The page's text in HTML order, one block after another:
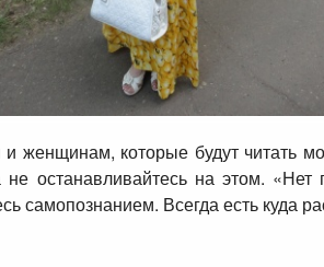
и женщинам, которые будут
останавливайтесь на этом. «Нет
самопознанием. Всегда есть куда